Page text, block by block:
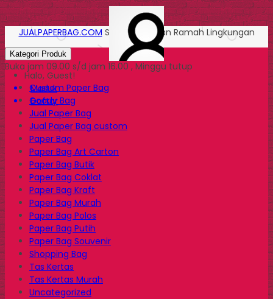
Halo, Guest!
Masuk
Daftar
JUALPAPERBAG.COM Solusi Kemasan Ramah Lingkungan
Kategori Produk
Buka jam 09.00 s/d jam 16.00 , Minggu tutup
Custom Paper Bag
Goody Bag
Jual Paper Bag
Jual Paper Bag custom
Paper Bag
Paper Bag Art Carton
Paper Bag Butik
Paper Bag Coklat
Paper Bag Kraft
Paper Bag Murah
Paper Bag Polos
Paper Bag Putih
Paper Bag Souvenir
Shopping Bag
Tas Kertas
Tas Kertas Murah
Uncategorized